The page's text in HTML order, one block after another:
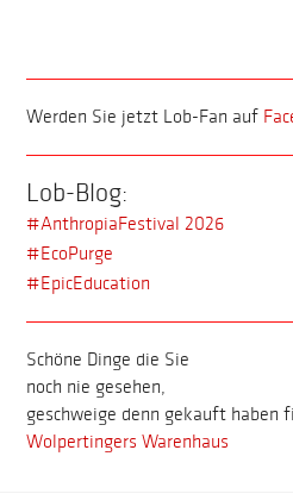
Werden Sie jetzt Lob-Fan auf
Lob-Blog:
#AnthropiaFestival 2026
#EcoPurge
#EpicEducation
Schöne Dinge die Sie
noch nie gesehen,
geschweige denn gekauft haben
Wolpertingers Warenhaus